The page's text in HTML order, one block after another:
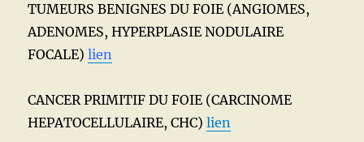
TUMEURS BENIGNES DU FOIE (ANGIOMES,
ADENOMES, HYPERPLASIE NODULAIRE
FOCALE)lien
CANCER PRIMITIF DU FOIE (CARCINOME
HEPATOCELLULAIRE, CHC)lien